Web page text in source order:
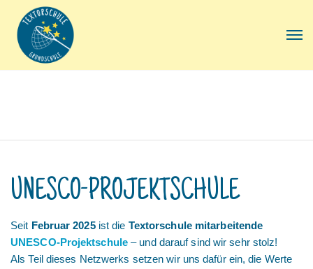
UNESCO-PROJEKTSCHULE
Seit Februar 2025ist die Textorschule mitarbeitende
UNESCO-Projektschule – und darauf sind wir sehr stolz!
Als Teil dieses Netzwerks setzen wir uns dafür ein, die Werte